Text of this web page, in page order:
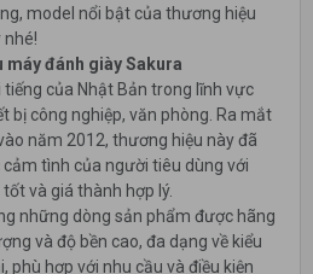
model nổi bật của thương hiệu
nhé!
máy đánh giày Sakura
của Nhật Bản trong lĩnh vực
bị công nghiệp, văn phòng. Ra mắt
năm 2012, thương hiệu này đã
tình của người tiêu dùng với
và giá thành hợp lý.
những dòng sản phẩm được hãng
và độ bền cao, đa dạng về kiểu
phù hợp với nhu cầu và điều kiện